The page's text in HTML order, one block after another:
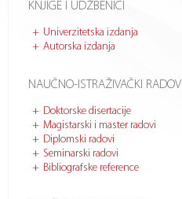
KNJIGE I UDŽBENICI
Univerzitetska izdanja
Autorska izdanja
NAUČNO-ISTRAŽIVAČKI RADOVI
Doktorske disertacije
Magistarski i master radovi
Diplomski radovi
Seminarski radovi
Bibliografske reference